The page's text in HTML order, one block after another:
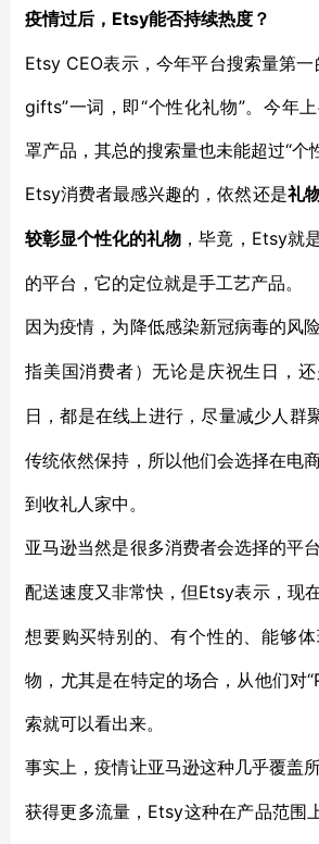
疫情过后， Etsy能否持续热度？
Etsy CEO表示，今年平台搜索量第
gifts”一词，即“个性化礼物”。今年
罩产品，其总的搜索量也未能超过“个
Etsy消费者最感兴趣的，依然还是礼
较彰显个性化的礼物 ，毕竟， Etsy就
的平台，它的定位就是手工艺产品。
因为疫情，为降低感染新冠病毒的风
指美国消费者）无论是庆祝生日，
日，都是在线上进行，尽量减少人群
传统依然保持，所以他们会选择在电
到收礼人家中。
亚马逊当然是很多消费者会选择的平
配送速度又非常快，但Etsy表示，现
想要购买特别的、有个性的、能够
物，尤其是在特定的场合，从他们对
索就可以看出来。
事实上，疫情让亚马逊这种几乎覆盖
获得更多流量， Etsy这种在产品范围